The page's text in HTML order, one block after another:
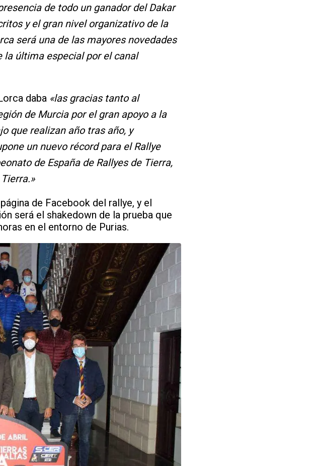
de todo un ganador del Dakar
y el gran nivel organizativo de la
será una de las mayores novedades
última especial por el canal
daba «las gracias tanto al
de Murcia por el gran apoyo a la
que realizan año tras año, y
un nuevo récord para el Rallye
de España de Rallyes de Tierra,
de Facebook del rallye, y el
será el shakedown de la prueba que
en el entorno de Purias.